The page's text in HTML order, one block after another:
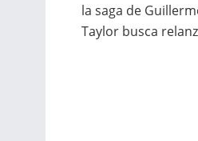
la saga de
Taylor busca